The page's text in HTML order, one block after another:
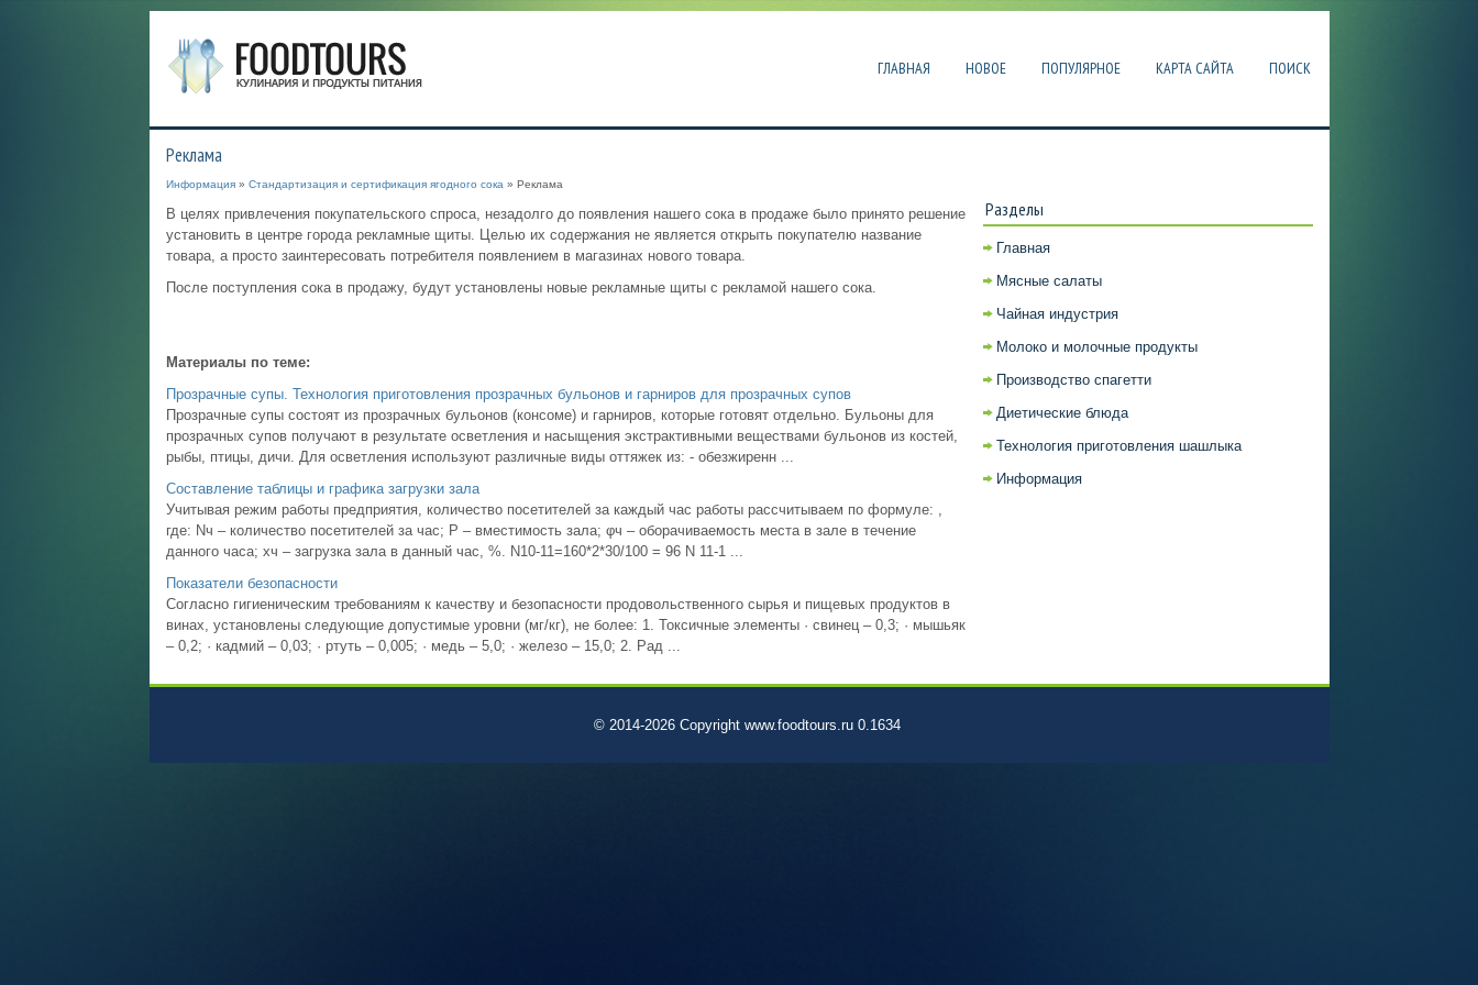
ГЛАВНАЯ НОВОЕ ПОПУЛЯРНОЕ КАРТА САЙТА ПОИСК
Реклама
Информация» Стандартизация и сертификация ягодного сока » Реклама
В целях привлечения покупательского спроса, незадолго до появления нашего сока в продаже было принято решение
установить в центре города рекламные щиты. Целью их содержания не является открыть покупателю название
товара, а просто заинтересовать потребителя появлением в магазинах нового товара.
После поступления сока в продажу, будут установлены новые рекламные щиты с рекламой нашего сока.
Материалы по теме:
Прозрачные супы. Технология приготовления прозрачных бульонов и гарниров для прозрачных супов
Прозрачные супы состоят из прозрачных бульонов (консоме) и гарниров, которые готовят отдельно. Бульоны для
прозрачных супов получают в результате осветления и насыщения экстрактивными веществами бульонов из костей,
рыбы, птицы, дичи. Для осветления используют различные виды оттяжек из: - обезжиренн ...
Составление таблицы и графика загрузки зала
Учитывая режим работы предприятия, количество посетителей за каждый час работы рассчитываем по формуле: ,
где: Nч – количество посетителей за час; P – вместимость зала; φч – оборачиваемость места в зале в течение
данного часа; xч – загрузка зала в данный час, %. N10-11=160*2*30/100 = 96 N 11-1 ...
Показатели безопасности
Согласно гигиеническим требованиям к качеству и безопасности продовольственного сырья и пищевых продуктов в
винах, установлены следующие допустимые уровни (мг/кг), не более: 1. Токсичные элементы · свинец – 0,3; · мышьяк
– 0,2; · кадмий – 0,03; · ртуть – 0,005; · медь – 5,0; · железо – 15,0; 2. Рад ...
Разделы
Главная
Мясные салаты
Чайная индустрия
Молоко и молочные продукты
Производство спагетти
Диетические блюда
Технология приготовления шашлыка
Информация
© 2014-2026 Copyright www.foodtours.ru 0.1634